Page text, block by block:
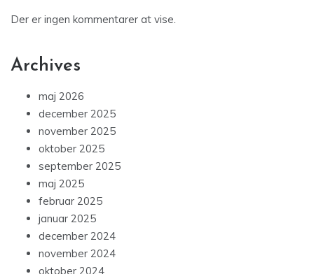
Der er ingen kommentarer at vise.
Archives
maj 2026
december 2025
november 2025
oktober 2025
september 2025
maj 2025
februar 2025
januar 2025
december 2024
november 2024
oktober 2024